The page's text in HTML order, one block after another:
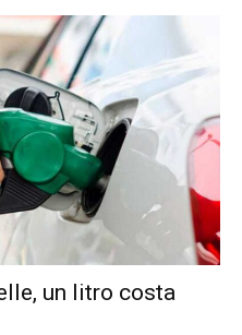
un litro costa